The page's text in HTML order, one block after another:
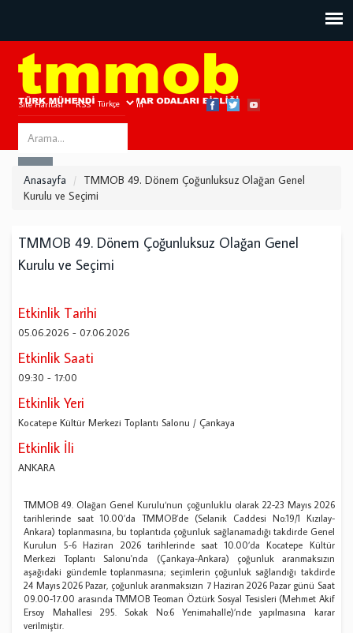
Site Haritası RSS Bize Ulaşın
Search
this
site
Anasayfa
TMMOB 49. Dönem Çoğunluksuz Olağan Genel
Kurulu ve Seçimi
TMMOB 49. Dönem Çoğunluksuz Olağan Genel
Kurulu ve Seçimi
Etkinlik Tarihi
05.06.2026 -07.06.2026
Etkinlik Saati
09:30 -17:00
Etkinlik Yeri
Kocatepe Kültür Merkezi Toplantı Salonu / Çankaya
Etkinlik İli
ANKARA
TMMOB 49. Olağan Genel Kurulu‘nun çoğunluklu olarak 22-23 Mayıs 2026
tarihlerinde saat 10.00’da TMMOB’de (Selanik Caddesi No:19/1 Kızılay-
Ankara) toplanmasına, bu toplantıda çoğunluk sağlanamadığı takdirde Genel
Kurulun 5-6 Haziran 2026 tarihlerinde saat 10.00’da Kocatepe Kültür
Merkezi Toplantı Salonu'nda (Çankaya-Ankara) çoğunluk aranmaksızın
aşağıdaki gündemle toplanmasına; seçimlerin çoğunluk sağlandığı takdirde
24 Mayıs 2026 Pazar, çoğunluk aranmaksızın 7 Haziran 2026 Pazar günü Saat
09.00-17.00 arasında TMMOB Teoman Öztürk Sosyal Tesisleri (Mehmet Akif
Ersoy Mahallesi 295. Sokak No:6 Yenimahalle)’nde yapılmasına karar
verilmiştir.